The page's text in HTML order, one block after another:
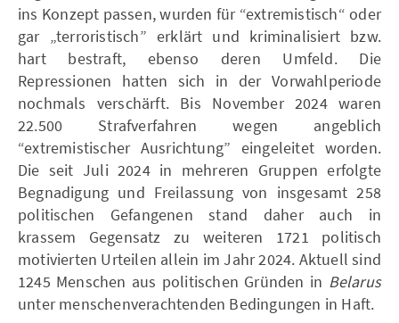
ins Konzept passen, wurden für “extremistisch“ oder
gar „terroristisch” erklärt und kriminalisiert bzw.
hart bestraft, ebenso deren Umfeld. Die
Repressionen hatten sich in der Vorwahlperiode
nochmals verschärft. Bis November 2024 waren
22.500 Strafverfahren wegen angeblich
“extremistischer Ausrichtung” eingeleitet worden.
Die seit Juli 2024 in mehreren Gruppen erfolgte
Begnadigung und Freilassung von insgesamt 258
politischen Gefangenen stand daher auch in
krassem Gegensatz zu weiteren 1721 politisch
motivierten Urteilen allein im Jahr 2024. Aktuell sind
1245 Menschen aus politischen Gründen in Belarus
unter menschenverachtenden Bedingungen in Haft.